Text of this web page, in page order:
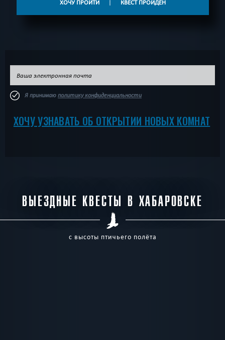
ХОЧУ ПРОЙТИ | КВЕСТ ПРОЙДЕН
Я принимаю политику конфиденциальности
ХОЧУ УЗНАВАТЬ ОБ ОТКРЫТИИ НОВЫХ КОМНАТ
ВЫЕЗДНЫЕ КВЕСТЫ В ХАБАРОВСКЕ
с высоты птичьего полёта